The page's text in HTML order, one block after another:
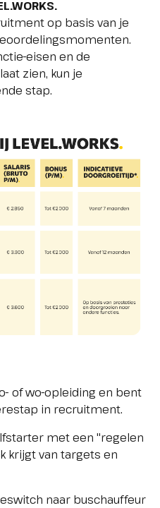
op basis van je
eisen en de
zien, kun je
stap.
of wo-opleiding en bent
in recruitment.
met een "regelen
krijgt van targets en
naar buschauffeur